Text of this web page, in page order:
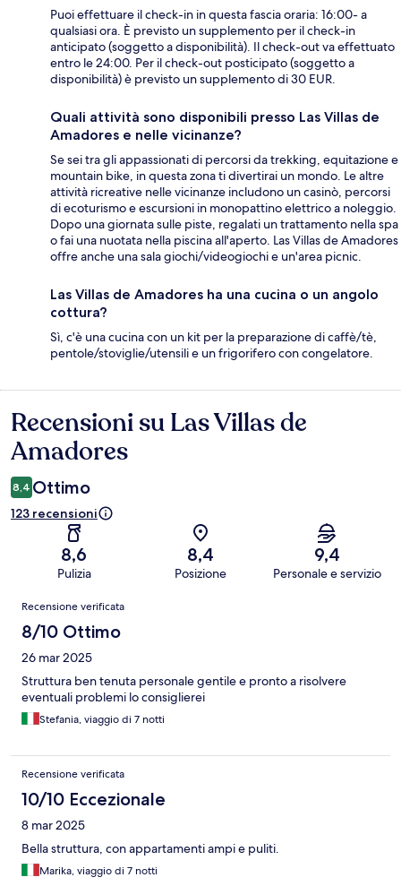
Puoi effettuare il check-in in questa fascia oraria: 16:00- a
qualsiasi ora. È previsto un supplemento per il check-in
anticipato (soggetto a disponibilità). Il check-out va effettuato
entro le 24:00. Per il check-out posticipato (soggetto a
disponibilità) è previsto un supplemento di 30 EUR.
Quali attività sono disponibili presso Las Villas de
Amadores e nelle vicinanze?
Se sei tra gli appassionati di percorsi da trekking, equitazione e
mountain bike, in questa zona ti divertirai un mondo. Le altre
attività ricreative nelle vicinanze includono un casinò, percorsi
di ecoturismo e escursioni in monopattino elettrico a noleggio.
Dopo una giornata sulle piste, regalati un trattamento nella spa
o fai una nuotata nella piscina all'aperto. Las Villas de Amadores
offre anche una sala giochi/videogiochi e un'area picnic.
Las Villas de Amadores ha una cucina o un angolo
cottura?
Sì, c'è una cucina con un kit per la preparazione di caffè/tè,
pentole/stoviglie/utensili e un frigorifero con congelatore.
Recensioni
Recensioni su Las Villas de
Amadores
8,4 Ottimo
123 recensioni
8,6
Pulizia
8,4
Posizione
9,4
Personale e servizio
Recensioni
Recensione verificata
8/10 Ottimo
26 mar 2025
Struttura ben tenuta personale gentile e pronto a risolvere
eventuali problemi lo consiglierei
Stefania, viaggio di 7 notti
Recensione verificata
10/10 Eccezionale
8 mar 2025
Bella struttura, con appartamenti ampi e puliti.
Marika, viaggio di 7 notti